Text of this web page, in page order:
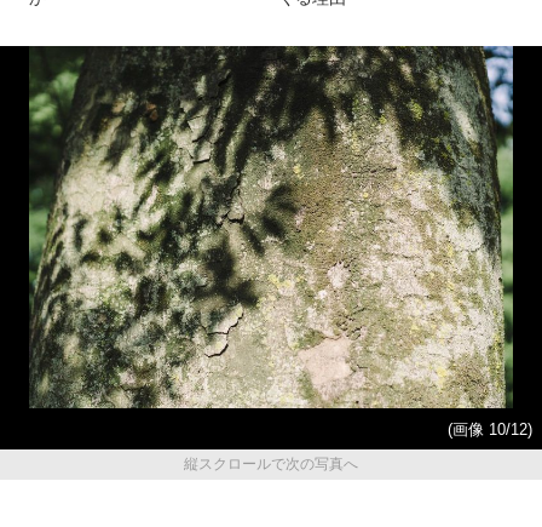
(画像 10/12)
縦スクロールで次の写真へ